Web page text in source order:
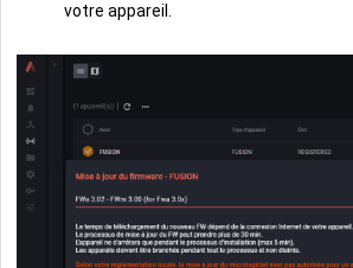
votre appareil.